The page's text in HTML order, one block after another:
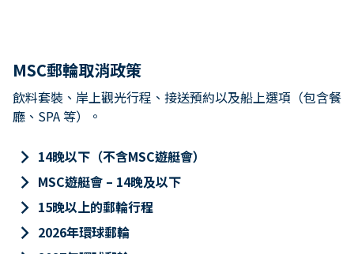
MSC郵輪取消政策
飲料套裝、岸上觀光行程、接送預約以及船上選項（包含餐
廳、SPA 等）。
keyboard_arrow_right 14晚以下（不含MSC遊艇會）
keyboard_arrow_right MSC遊艇會 – 14晚及以下
keyboard_arrow_right 15晚以上的郵輪行程
keyboard_arrow_right 2026年環球郵輪